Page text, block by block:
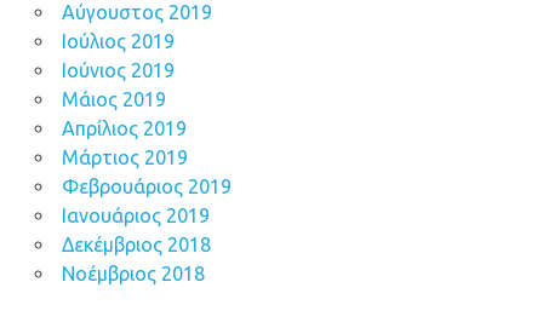
Αύγουστος 2019
Ιούλιος 2019
Ιούνιος 2019
Μάιος 2019
Απρίλιος 2019
Μάρτιος 2019
Φεβρουάριος 2019
Ιανουάριος 2019
Δεκέμβριος 2018
Νοέμβριος 2018